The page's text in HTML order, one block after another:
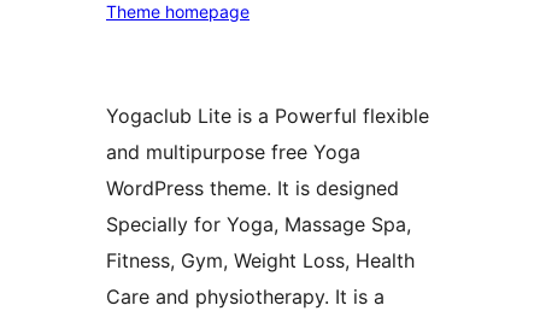
Theme homepage
Yogaclub Lite is a Powerful flexible
and multipurpose free Yoga
WordPress theme. It is designed
Specially for Yoga, Massage Spa,
Fitness, Gym, Weight Loss, Health
Care and physiotherapy. It is a